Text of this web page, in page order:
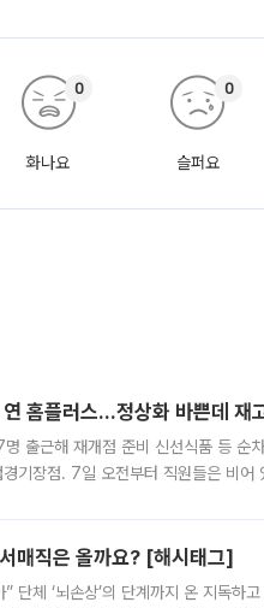
화나요
0
슬퍼요
0
홈플러스…정상화 바쁜데 재
출근해 재개점 준비 신선식품 등
기장점. 7일 오전부터 직원들은 비
매직은 올까요? [해시태그]
단체 ‘뇌손상’의 단계까지 온 지독